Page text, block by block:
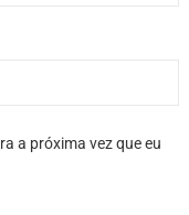
a próxima vez que eu